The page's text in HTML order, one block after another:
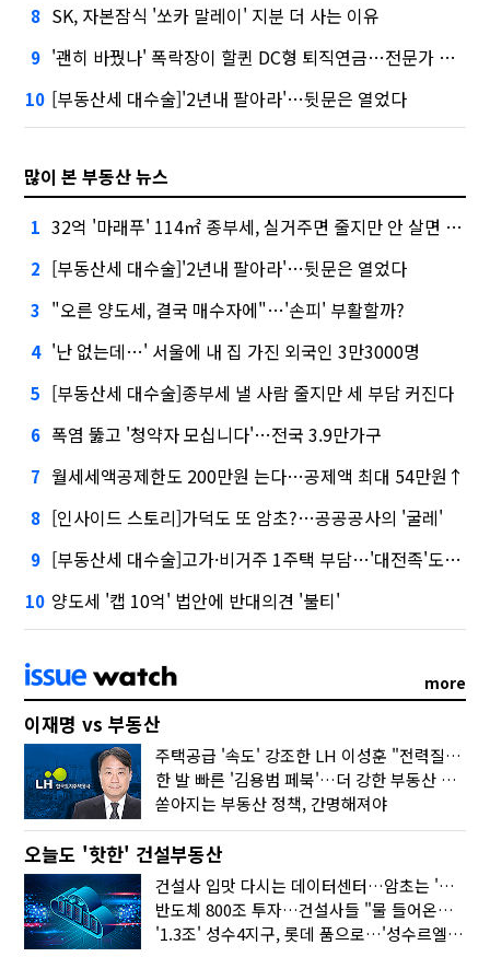
8 SK, 자본잠식 '쏘카 말레이' 지분 더 사는 이유
9 '괜히 바꿨나' 폭락장이 할퀸 DC형 퇴직연금…전문가 조언은
10 [부동산세 대수술]'2년내 팔아라'…뒷문은 열었다
많이 본 부동산 뉴스
1 32억 '마래푸' 114㎡ 종부세, 실거주면 줄지만 안 살면 2.5배
2 [부동산세 대수술]'2년내 팔아라'…뒷문은 열었다
3 "오른 양도세, 결국 매수자에"…'손피' 부활할까?
4 '난 없는데…' 서울에 내 집 가진 외국인 3만3000명
5 [부동산세 대수술]종부세 낼 사람 줄지만 세 부담 커진다
6 폭염 뚫고 '청약자 모십니다'…전국 3.9만가구
7 월세세액공제한도 200만원 는다…공제액 최대 54만원↑
8 [인사이드 스토리]가덕도 또 암초?…공공공사의 '굴레'
9 [부동산세 대수술]고가·비거주 1주택 부담…'대전족'도 불똥
10 양도세 '캡 10억' 법안에 반대의견 '불티'
more
이재명 vs 부동산
주택공급 '속도' 강조한 LH 이성훈 "전력질주해야"
한 발 빠른 '김용범 페북'…더 강한 부동산 규제 나오나
쏟아지는 부동산 정책, 간명해져야
오늘도 '핫한' 건설부동산
건설사 입맛 다시는 데이터센터…암초는 '주민 반대'
반도체 800조 투자…건설사들 "물 들어온다!"
'1.3조' 성수4지구, 롯데 품으로…'성수르엘 S70' 거듭